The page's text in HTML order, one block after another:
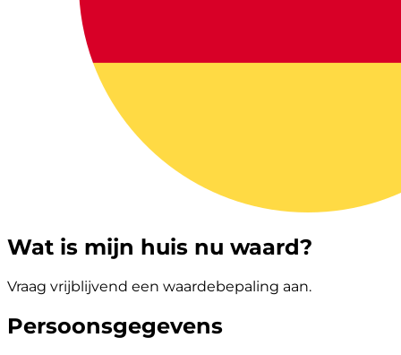
Wat is mijn huis nu waard?
Vraag vrijblijvend een waardebepaling aan.
Persoonsgegevens